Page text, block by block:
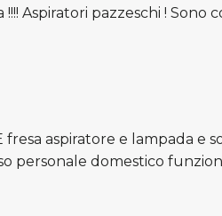
Aspiratori pazzeschi ! Sono
fresa aspiratore e lampada
personale domestico